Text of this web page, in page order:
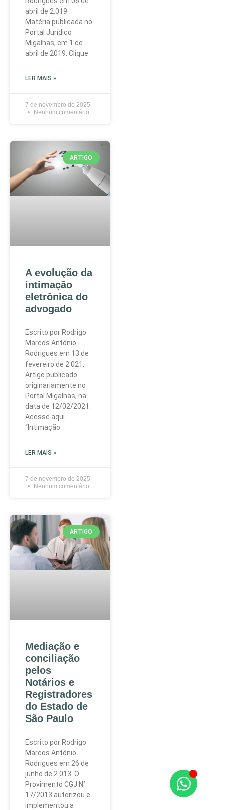
abril de 2.019.
Matéria publicada no
Portal Jurídico
Migalhas, em 1 de
abril de 2019. Clique
LER MAIS »
7 de novembro de 2025
Nenhum comentário
ARTIGO
A evolução da
intimação
eletrônica do
advogado
Escrito por Rodrigo
Marcos Antônio
Rodrigues em 13 de
fevereiro de 2.021.
Artigo publicado
originariamente no
Portal Migalhas, na
data de 12/02/2021.
Acesse aqui.
“Intimação
LER MAIS »
7 de novembro de 2025
Nenhum comentário
ARTIGO
Mediação e
conciliação
pelos
Notários e
Registradores
do Estado de
São Paulo
Escrito por Rodrigo
Marcos Antônio
Rodrigues em 26 de
junho de 2.013. O
Provimento CGJ N°
17/2013 autorizou e
implementou a